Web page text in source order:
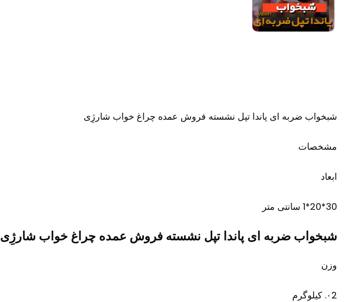
شبخواب ضربه ای پاندا تپل نشسته فروش عمده چراغ خواب شارژِی
مشخصات
ابعاد
30*20*1 سانتی متر
شبخواب ضربه ای پاندا تپل نشسته فروش عمده چراغ خواب شارژِی
وزن
۰2. کیلوگرم